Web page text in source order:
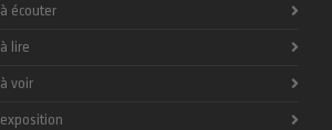
à écouter
à lire
à voir
exposition